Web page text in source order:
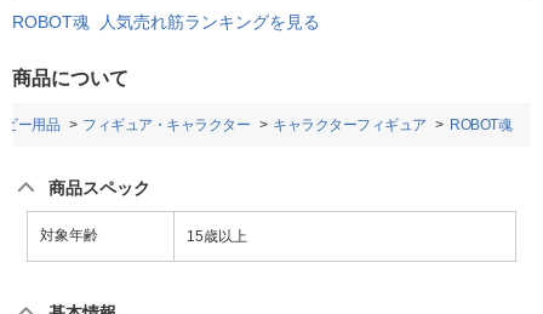
ROBOT魂 人気売れ筋ランキングを見る
商品について
ビー用品 フィギュア・キャラクター キャラクターフィギュア ROBOT魂
商品スペック
対象年齢 15歳以上